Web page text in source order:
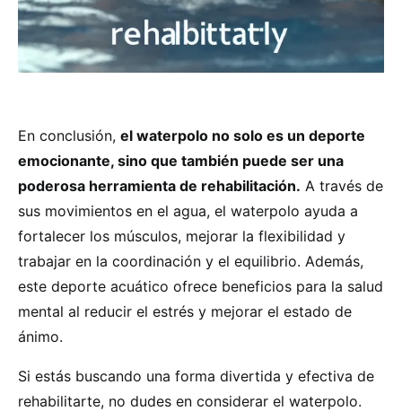
En conclusión, el waterpolo no solo es un deporte
emocionante, sino que también puede ser una
poderosa herramienta de rehabilitación. A través de
sus movimientos en el agua, el waterpolo ayuda a
fortalecer los músculos, mejorar la flexibilidad y
trabajar en la coordinación y el equilibrio. Además,
este deporte acuático ofrece beneficios para la salud
mental al reducir el estrés y mejorar el estado de
ánimo.
Si estás buscando una forma divertida y efectiva de
rehabilitarte, no dudes en considerar el waterpolo.